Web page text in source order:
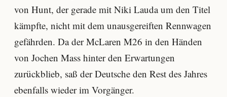
von Hunt, der gerade mit Niki Lauda um den Titel
kämpfte, nicht mit dem unausgereiften Rennwagen
gefährden. Da der McLaren M26 in den Händen
von Jochen Mass hinter den Erwartungen
zurückblieb, saß der Deutsche den Rest des Jahres
ebenfalls wieder im Vorgänger.